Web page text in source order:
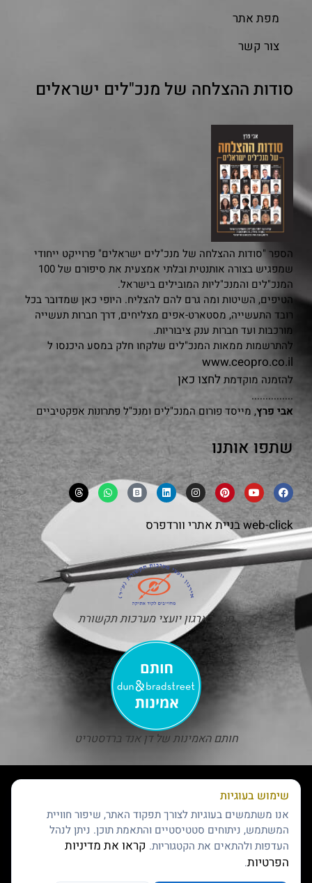
מפת אתר
צור קשר
סודות ההצלחה של מנכ"לים ישראלים
הספר "סודות ההצלחה של מנכ"לים ישראלים" פרוייקט ייחודי
שמפגיש בצורה אותנטית ובלתי אמצעית את סיפורם של 100
המנכ"לים והמנכ"ליות המובילים בישראל.
הטיפים, השיטות ומה גרם להם להצליח. היופי כאן שמדובר בכל
רובד התעשייה, מסטארט-אפים מצליחים, דרך חברות תעשייה
מורכבות ועד חברות ענק ציבוריות.
להתרשמות ממאות המנכ"לים שלקחו חלק במסע היכנסו ל
www.ceopro.co.il
להזמנה מוקדמת לחצו כאן
...............
אבי פרץ, מייסד פורום המנכ"לים ומנכ"ל פתרונות אפקטיביים
שתפו אותנו
web-clickבניית אתרי וורדפרס
חבר בארגון יועצי מערכות תקשורת
חותם האמינות של דן אנד ברדסטריט
שימוש בעוגיות
אנו משתמשים בעוגיות לצורך תפקוד האתר, שיפור חוויית
המשתמש, ניתוחים סטטיסטיים והתאמת תוכן. ניתן לנהל
העדפות ולהתאים את הקטגוריות. קראו את מדיניות
הפרטיות.